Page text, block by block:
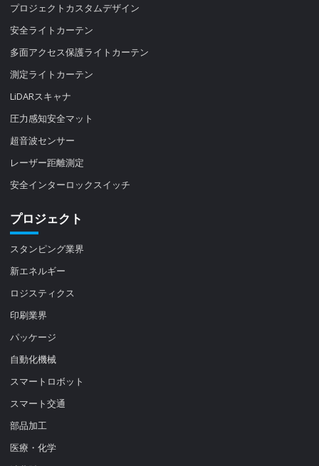
プロジェクトカスタムデザイン
安全ライトカーテン
多面アクセス保護ライトカーテン
測定ライトカーテン
LiDARスキャナ
圧力感知安全マット
超音波センサー
レーザー距離測定
安全インターロックスイッチ
プロジェクト
スタンピング業界
新エネルギー
ロジスティクス
印刷業界
パッケージ
自動化機械
スマートロボット
スマート交通
部品加工
医療・化学